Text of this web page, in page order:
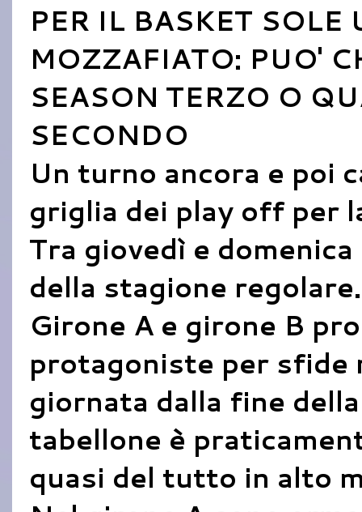
PER IL BASKET SOLE
MOZZAFIATO: PUO'
SEASON TERZO O
SECONDO
Un turno ancora e poi
griglia dei play off per
Tra giovedì e
della stagione regolare.
Girone A e girone B
protagoniste per sfide
giornata dalla fine
tabellone è
quasi del tutto in alto